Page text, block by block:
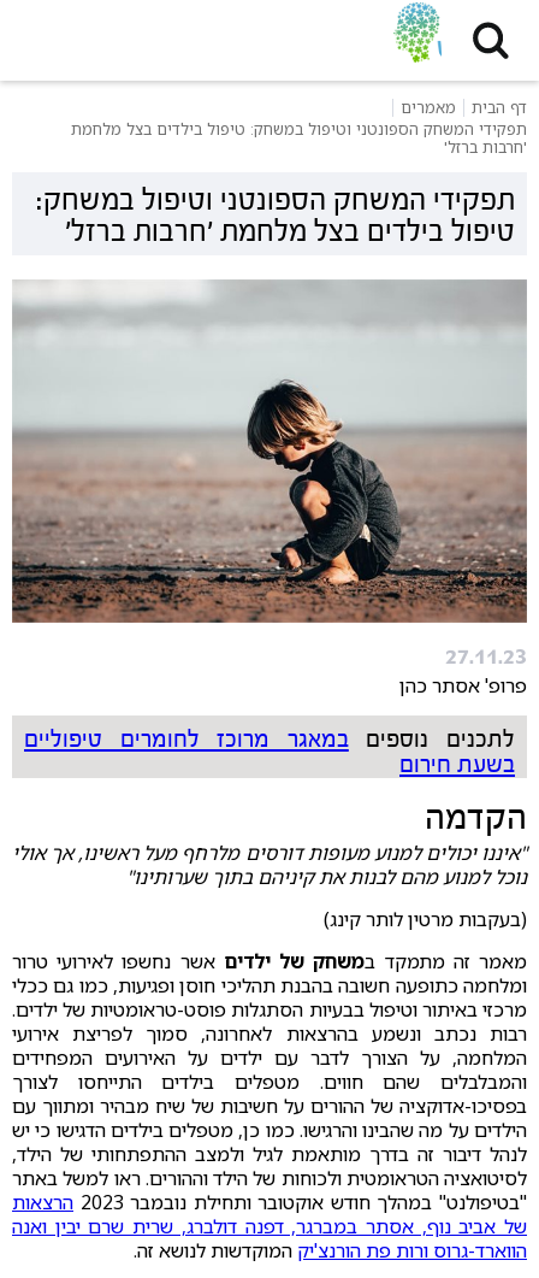
דף הבית
מאמרים
תפקידי המשחק הספונטני וטיפול במשחק: טיפול בילדים בצל מלחמת
'חרבות ברזל'
תפקידי המשחק הספונטני וטיפול במשחק:
טיפול בילדים בצל מלחמת 'חרבות ברזל'
27.11.23
פרופ' אסתר כהן
לתכנים נוספיםבמאגר מרוכז לחומרים טיפוליים
בשעת חירום
הקדמה
"איננו יכולים למנוע מעופות דורסים מלרחף מעל ראשינו, אך אולי
נוכל למנוע מהם לבנות את קיניהם בתוך שערותינו"
(בעקבות מרטין לותר קינג)
מאמר זה מתמקד במשחק של ילדים אשר נחשפו לאירועי טרור
ומלחמה כתופעה חשובה בהבנת תהליכי חוסן ופגיעות, כמו גם ככלי
מרכזי באיתור וטיפול בבעיות הסתגלות פוסט-טראומטיות של ילדים.
רבות נכתב ונשמע בהרצאות לאחרונה, סמוך לפריצת אירועי
המלחמה, על הצורך לדבר עם ילדים על האירועים המפחידים
והמבלבלים שהם חווים. מטפלים בילדים התייחסו לצורך
בפסיכו-אדוקציה של ההורים על חשיבות של שיח מבהיר ומתווך עם
הילדים על מה שהבינו והרגישו. כמו כן, מטפלים בילדים הדגישו כי יש
לנהל דיבור זה בדרך מותאמת לגיל ולמצב ההתפתחותי של הילד,
לסיטואציה הטראומטית ולכוחות של הילד וההורים. ראו למשל באתר
"בטיפולנט" במהלך חודש אוקטובר ותחילת נובמבר 2023
הרצאות
של אביב נוף, אסתר במברגר, דפנה דולברג, שרית שרם יבין ואנה
הווארד-גרוס ורות פת הורנצ'יק המוקדשות לנושא זה.